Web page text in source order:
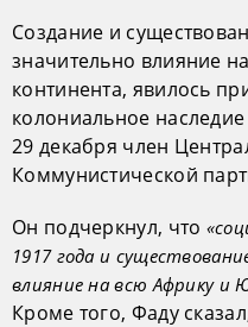
Создание и
значительно влияние
континента, явилось
колониальное
29 декабря член
Коммунистической
Он подчеркнул, что
1917 года и
влияние на всю Африку
Кроме того, Фаду